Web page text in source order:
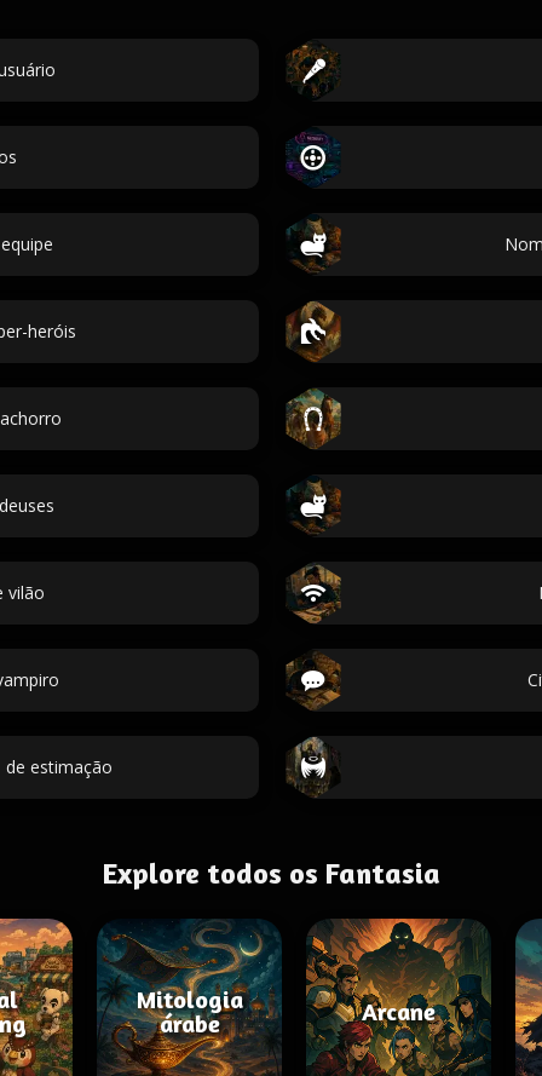
heróis
vilão
estimação
Explore todos os Fantasia
Mitologia
árabe
Arcane